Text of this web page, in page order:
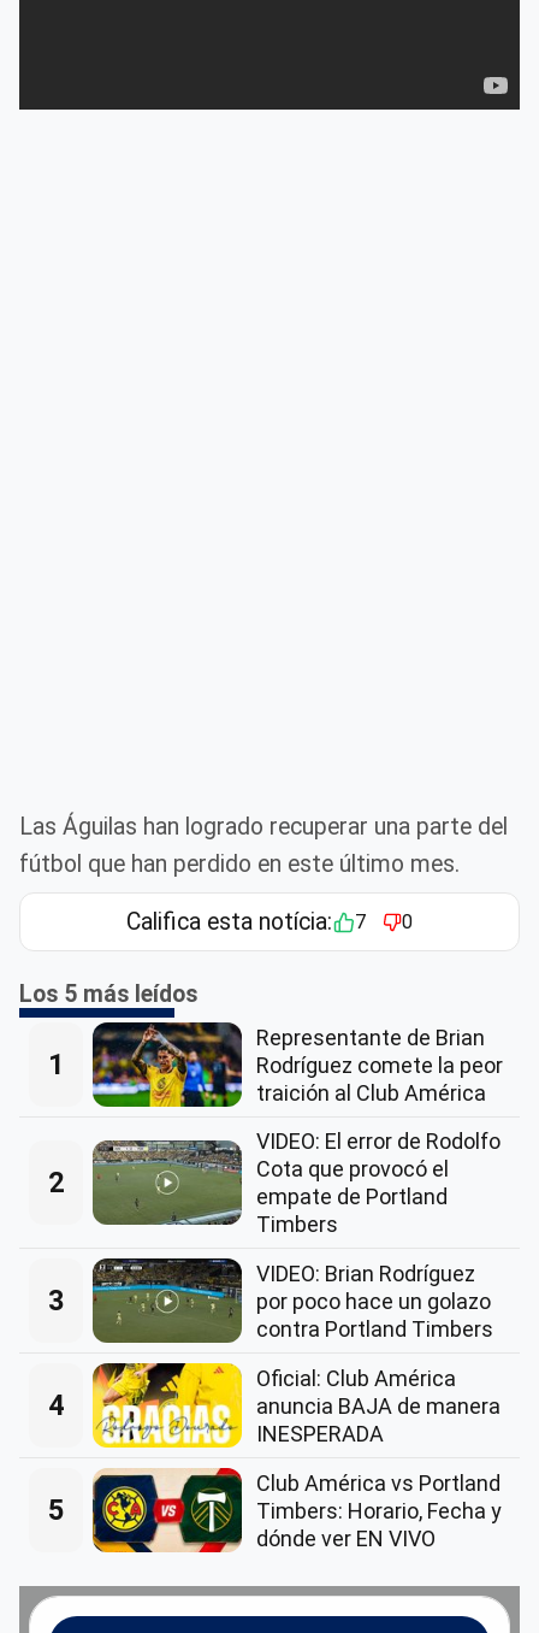
Las Águilas han logrado recuperar una parte del
fútbol que han perdido en este último mes.
Califica esta notícia: 7 0
Los 5 más leídos
1
Representante de Brian
Rodríguez comete la peor
traición al Club América
2
VIDEO: El error de Rodolfo
Cota que provocó el
empate de Portland
Timbers
3
VIDEO: Brian Rodríguez
por poco hace un golazo
contra Portland Timbers
4
Oficial: Club América
anuncia BAJA de manera
INESPERADA
5
Club América vs Portland
Timbers: Horario, Fecha y
dónde ver EN VIVO